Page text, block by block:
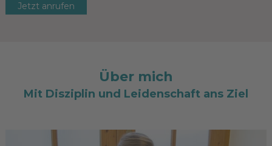
Jetzt anrufen
Über mich
Mit Disziplin und Leidenschaft ans Ziel